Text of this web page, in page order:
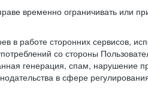
временно ограничивать или
в работе сторонних сервисов,
со стороны
генерация, спам, нарушение
в сфере